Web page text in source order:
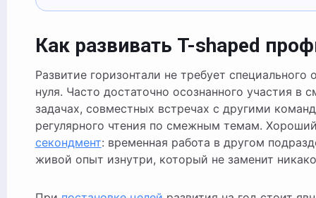
Как развивать T-shaped
Развитие горизонтали не требует специального
нуля. Часто достаточно осознанного участия в
задачах, совместных встречах с другими
регулярного чтения по смежным темам.
секондмент: временная работа в другом
живой опыт изнутри, который не заменит